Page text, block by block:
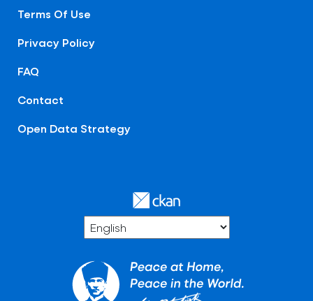
Terms Of Use
Privacy Policy
FAQ
Contact
Open Data Strategy